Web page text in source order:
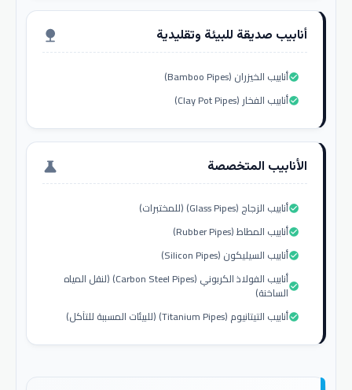
أنابيب صديقة للبيئة وتقليدية nature
أنابيب الخيزران (Bamboo Pipes)check_circle
أنابيب الفخار (Clay Pot Pipes)check_circle
الأنابيب المتخصصة science
أنابيب الزجاج (Glass Pipes) (للمختبرات)check_circle
أنابيب المطاط (Rubber Pipes)check_circle
أنابيب السيليكون (Silicon Pipes)check_circle
أنابيب الفولاذ الكربوني (Carbon Steel Pipes) (لنقل المياه
الساخنة)check_circle
أنابيب التيتانيوم (Titanium Pipes) (للبيئات المسببة للتآكل)check_circle